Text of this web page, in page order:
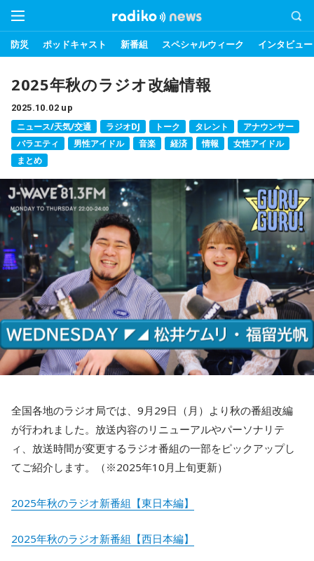
防災 ポッドキャスト 新番組 スペシャルウィーク インタビュー
2025年秋のラジオ改編情報
2025.10.02 up
ニュース/天気/交通 ラジオDJ トーク タレント
アナウンサー
バラエティ
男性アイドル 音楽 経済 情報
女性アイドル
まとめ
全国各地のラジオ局では、9月29日（月）より秋の番組改編
が行われました。放送内容のリニューアルやパーソナリテ
ィ、放送時間が変更するラジオ番組の一部をピックアップし
てご紹介します。（※2025年10月上旬更新）
2025年秋のラジオ新番組【東日本編】
2025年秋のラジオ新番組【西日本編】